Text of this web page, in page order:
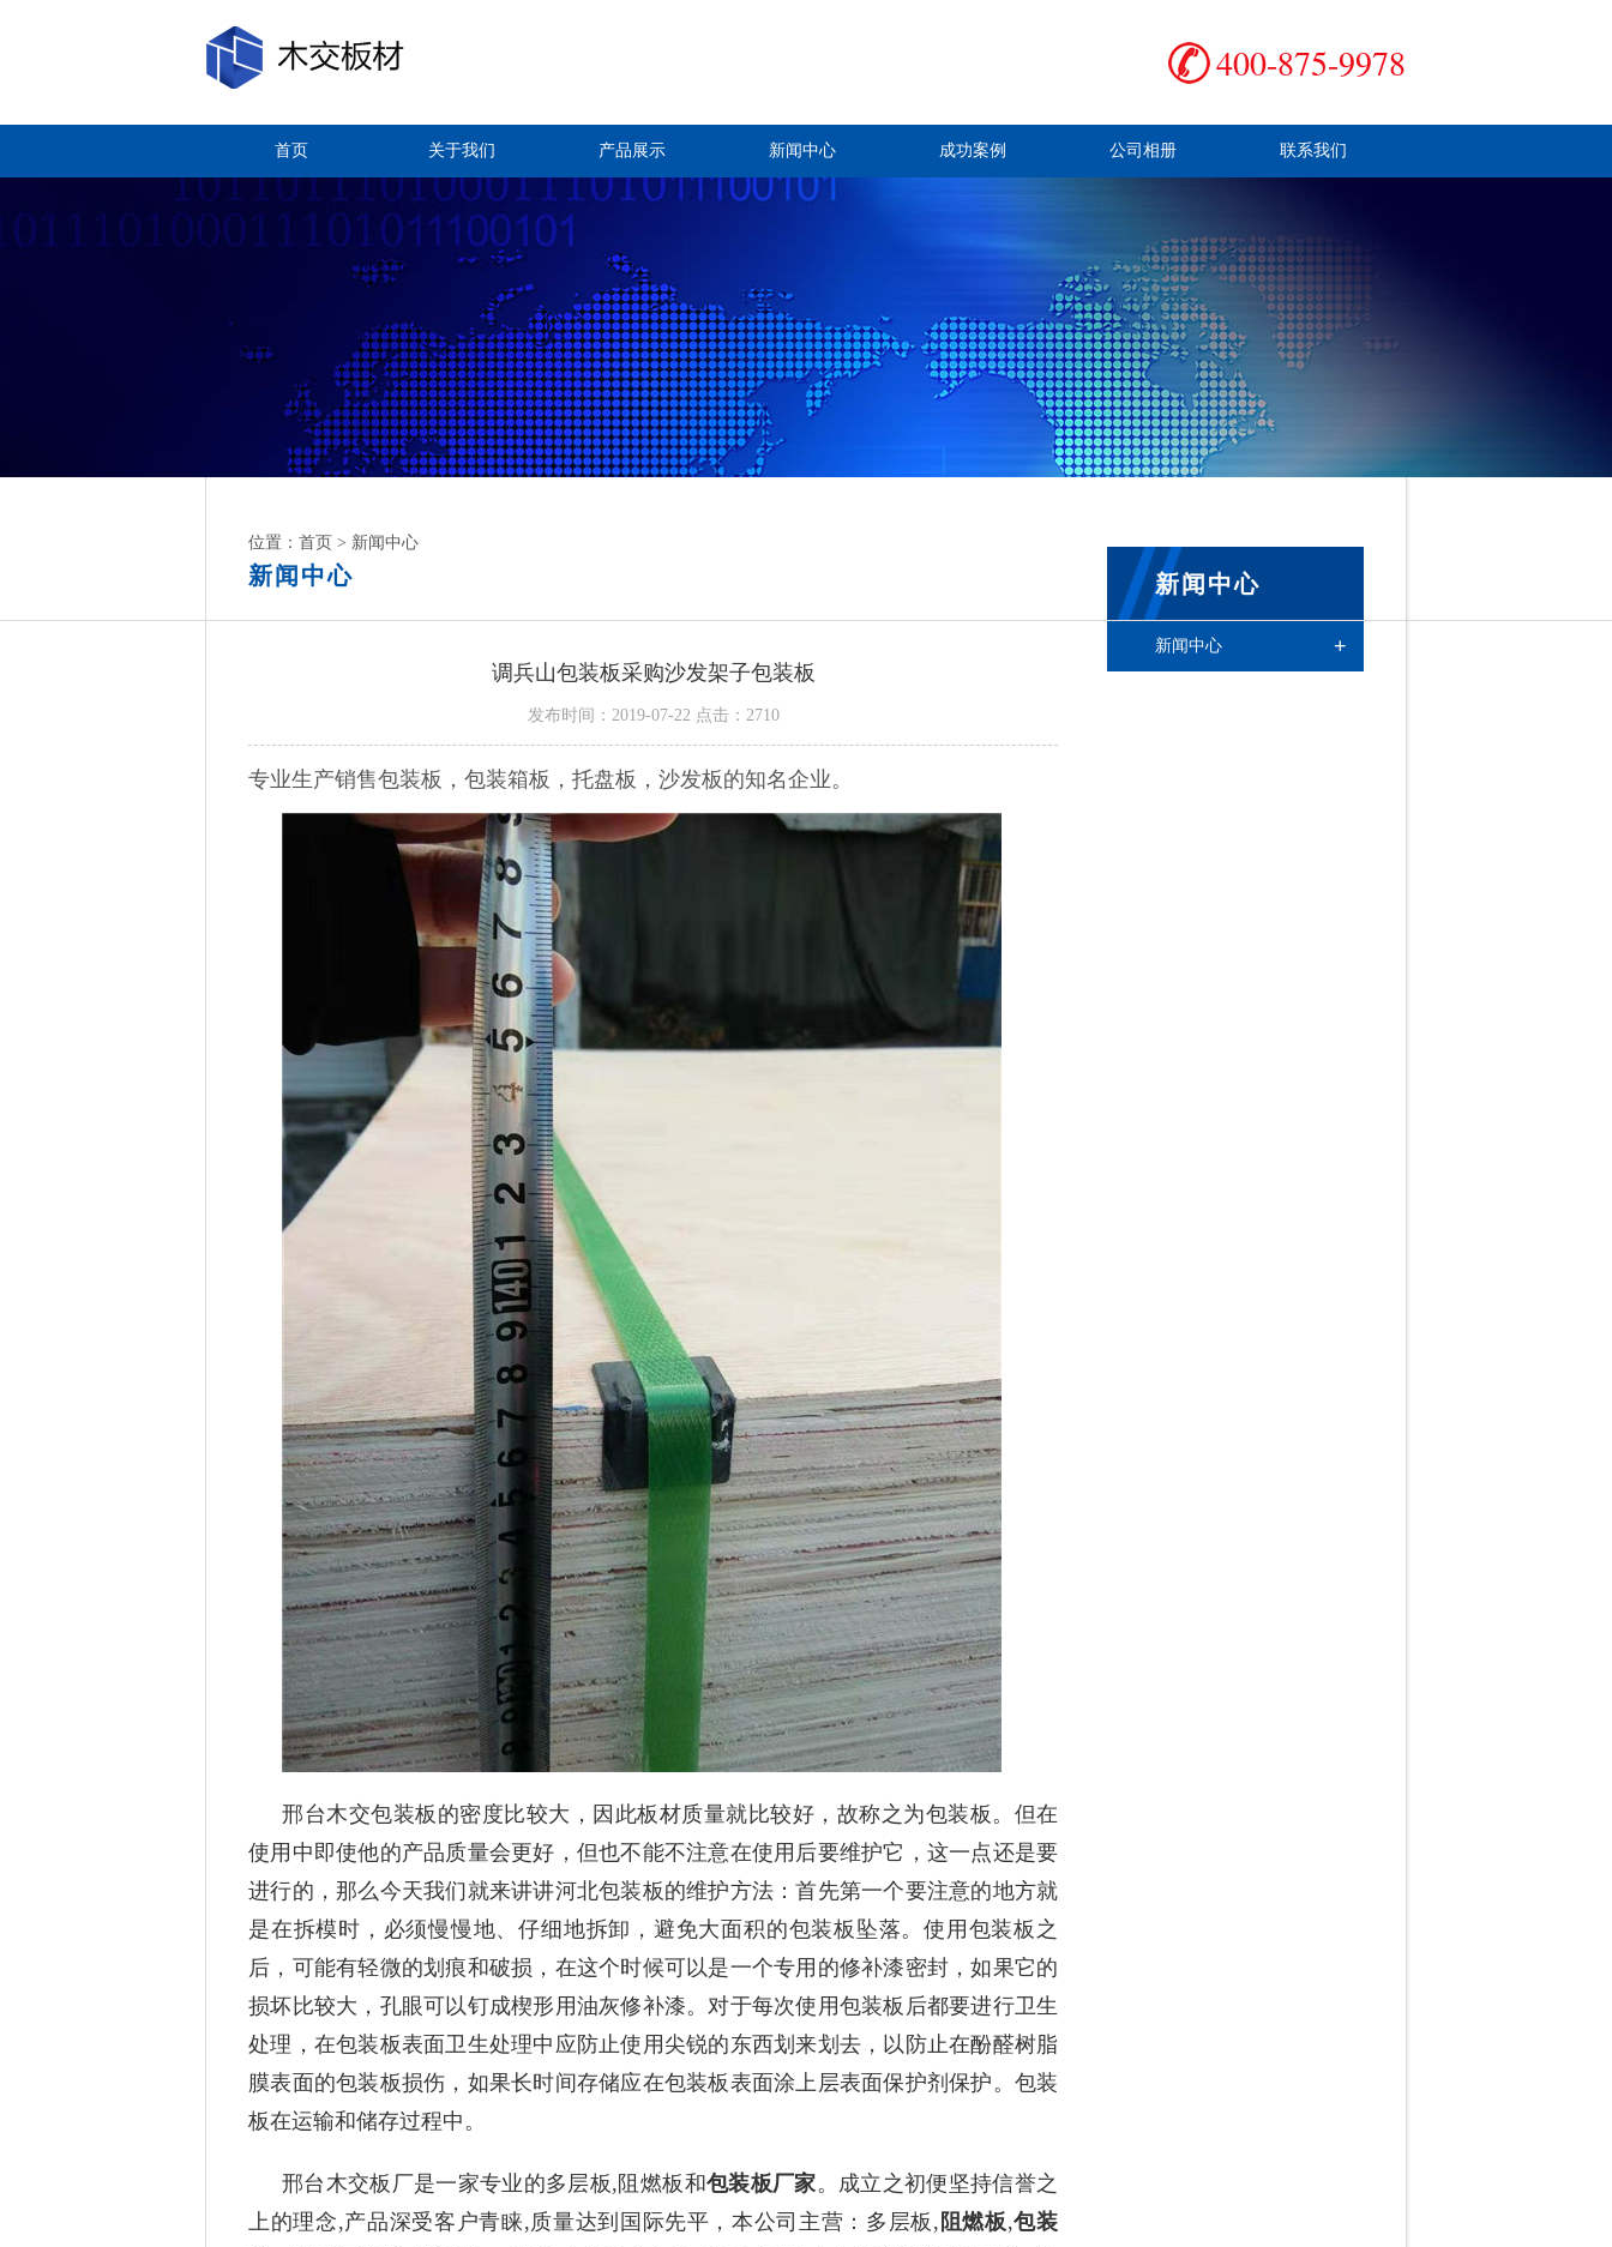
400-875-9978
首页 关于我们 产品展示 新闻中心 成功案例 公司相册 联系我们
位置： 首页 > 新闻中心
新闻中心
调兵山包装板采购沙发架子包装板
发布时间：2019-07-22 点击：2710
专业生产销售包装板，包装箱板，托盘板，沙发板的知名企业。
邢台木交包装板的密度比较大，因此板材质量就比较好，故称之为包装板。但在
使用中即使他的产品质量会更好，但也不能不注意在使用后要维护它，这一点还是要
进行的，那么今天我们就来讲讲河北包装板的维护方法：首先第一个要注意的地方就
是在拆模时，必须慢慢地、仔细地拆卸，避免大面积的包装板坠落。使用包装板之
后，可能有轻微的划痕和破损，在这个时候可以是一个专用的修补漆密封，如果它的
损坏比较大，孔眼可以钉成楔形用油灰修补漆。对于每次使用包装板后都要进行卫生
处理，在包装板表面卫生处理中应防止使用尖锐的东西划来划去，以防止在酚醛树脂
膜表面的包装板损伤，如果长时间存储应在包装板表面涂上层表面保护剂保护。包装
板在运输和储存过程中。
邢台木交板厂是一家专业的多层板, 阻燃板和包装板厂家。成立之初便坚持信誉之
上的理念,产品深受客户青睐,质量达到国际先平，本公司主营：多层板 , 阻燃板,包装
新闻中心
新闻中心 +